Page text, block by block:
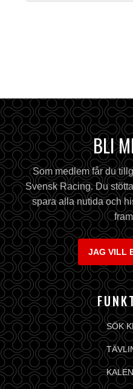
BLI
Som medlem får du
Svensk Racing. Du
spara alla nutida och
JAG VILL
SÖK